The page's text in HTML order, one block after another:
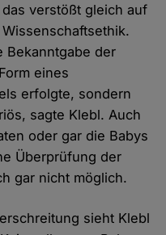
verstößt gleich auf
Bekanntgabe der
eines
erfolgte, sondern
sagte Klebl. Auch
oder gar die Babys
Überprüfung der
gar nicht möglich.
sieht Klebl